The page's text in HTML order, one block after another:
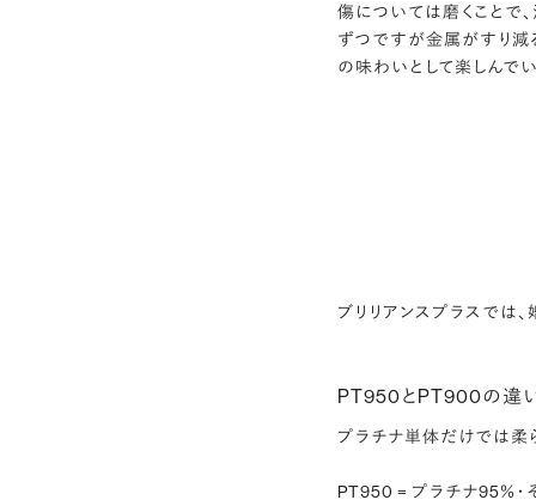
傷については磨くことで
ずつですが金属がすり減
の味わいとして楽しんで
ブリリアンスプラスでは
PT950とPT900の違
プラチナ単体だけでは柔
PT950 = プラチナ95％・